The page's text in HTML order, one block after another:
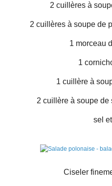
2 cuillères à
2 cuillères à soupe de
1 morceau
1
1 cuillère à
2 cuillère à soupe
sel
Ciseler